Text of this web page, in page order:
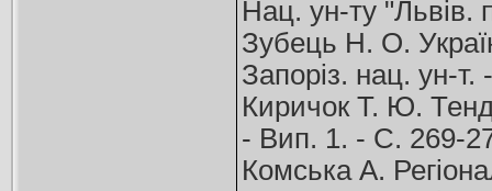
Нац. ун-ту "Львів.
Зубець Н. О.
Запоріз. нац. ун-
Киричок Т. Ю.
- Вип. 1. - С. 269-
Комська А.